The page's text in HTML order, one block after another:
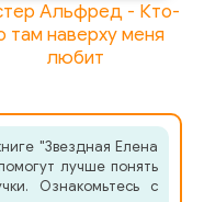
Альфред - Кто-
там наверху меня
любит
"Звездная Елена
лучше понять
Ознакомьтесь с